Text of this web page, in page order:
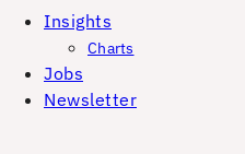
Insights
Charts
Jobs
Newsletter